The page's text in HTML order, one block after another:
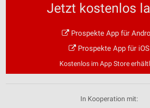
Jetzt kostenlos
Prospekte App für
Prospekte App für iOS
Kostenlos im App Store
In Kooperation mit: